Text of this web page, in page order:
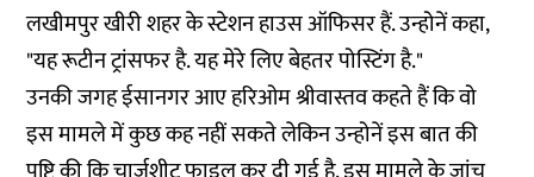
लखीमपुर खीरी शहर के स्टेशन हाउस ऑफिसर हैं. उन्होनें कहा,
"यह रूटीन ट्रांसफर है. यह मेरे लिए बेहतर पोस्टिंग है."
उनकी जगह ईसानगर आए हरिओम श्रीवास्तव कहते हैं कि वो
इस मामले में कुछ कह नहीं सकते लेकिन उन्होनें इस बात की